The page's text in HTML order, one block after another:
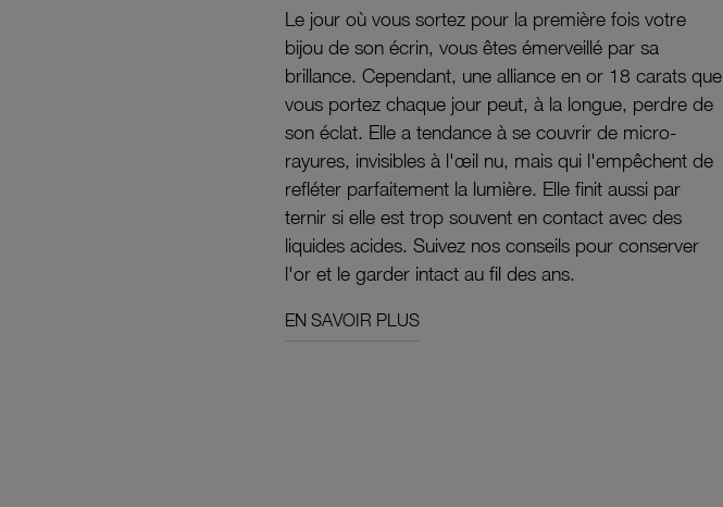
Le jour où vous sortez pour la première fois votre
bijou de son écrin, vous êtes émerveillé par sa
brillance. Cependant, une alliance en or 18 carats que
vous portez chaque jour peut, à la longue, perdre de
son éclat. Elle a tendance à se couvrir de micro-
rayures, invisibles à l'œil nu, mais qui l'empêchent de
refléter parfaitement la lumière. Elle finit aussi par
ternir si elle est trop souvent en contact avec des
liquides acides. Suivez nos conseils pour conserver
l'or et le garder intact au fil des ans.
EN SAVOIR PLUS